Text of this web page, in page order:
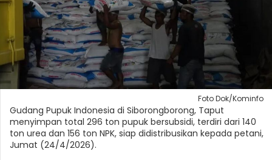
Foto Dok/Kominfo
Gudang Pupuk Indonesia di Siborongborong, Taput
menyimpan total 296 ton pupuk bersubsidi, terdiri dari 140
ton urea dan 156 ton NPK, siap didistribusikan kepada petani,
Jumat (24/4/2026).